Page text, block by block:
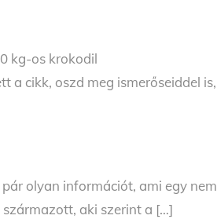
kg-os krokodil
cikk, oszd meg ismerőseiddel is,
olyan információt, ami egy nem
aki szerint a […]